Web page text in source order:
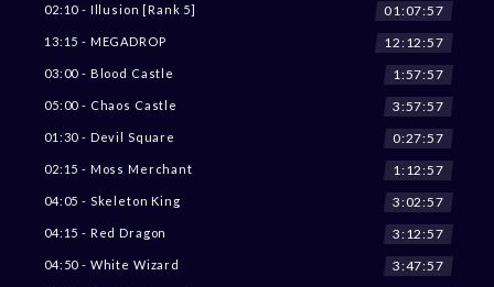
02:10 - Illusion [Rank 5] 01:07:55
13:15 - MEGADROP 12:12:55
03:00 - Blood Castle 1:57:55
05:00 - Chaos Castle 3:57:55
01:30 - Devil Square 0:27:55
02:15 - Moss Merchant 1:12:55
04:05 - Skeleton King 3:02:55
04:15 - Red Dragon 3:12:55
04:50 - White Wizard 3:47:55